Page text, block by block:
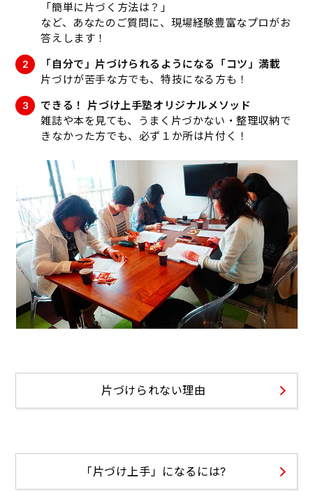
「簡単に片づく方法は？」
など、あなたのご質問に、現場経験豊富なプロがお
答えします！
「自分で」片づけられるようになる「コツ」満載
片づけが苦手な方でも、特技になる方も！
できる！ 片づけ上手塾オリジナルメソッド
雑誌や本を見ても、うまく片づかない・整理収納で
きなかった方でも、必ず１か所は片付く！
片づけられない理由
「片づけ上手」になるには?